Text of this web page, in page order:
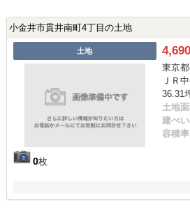
小金井市貫井南町4丁目の土地
土地
0枚
東京
ＪＲ
36.31
土地
建ぺ
容積率